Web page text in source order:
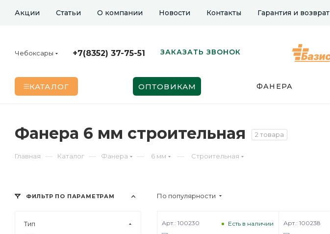
Акции Статьи О компании Новости Контакты Гарантия и возврат
Чебоксары +7(8352) 37-75-51 ЗАКАЗАТЬ ЗВОНОК
КАТАЛОГ ОПТОВИКАМ ФАНЕРА
Фанера 6 мм строительная 2 товара
Главная — Каталог — Фанера — 6 мм — Строительная
По популярности
Есть в наличии
Арт.: 100230 Арт.: 100238
ФИЛЬТР ПО ПАРАМЕТРАМ
Тип